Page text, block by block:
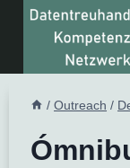
Saltar
Contenido
/ Outreach /